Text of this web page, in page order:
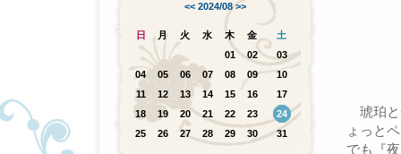
<< 2024/08 >>
日 月 火 水 木 金
土
01
02
03
04
05 06 07 08 09
10
11
12 13 14 15 16
17
18
19 20 21 22 23
24
25
26 27 28 29 30 31
琥珀と
ょっと
でも『